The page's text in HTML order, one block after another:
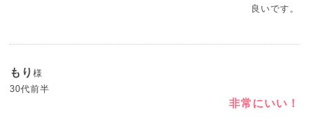
良いです。
もり様
30代前半
非常にいい！